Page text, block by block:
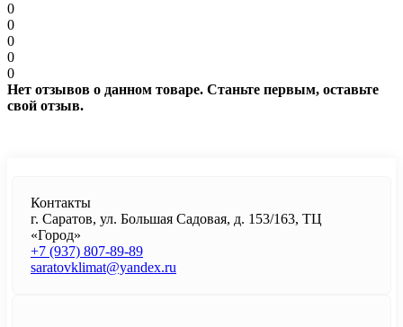
0
0
0
0
0
Нет отзывов о данном товаре. Станьте первым, оставьте
свой отзыв.
Контакты
г. Саратов, ул. Большая Садовая, д. 153/163, ТЦ
«Город»
+7 (937) 807-89-89
saratovklimat@yandex.ru